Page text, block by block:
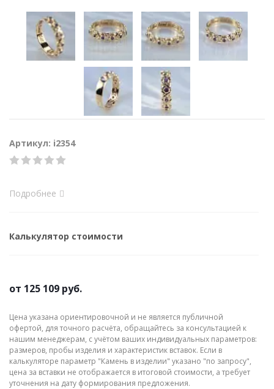
Артикул: i2354
Подробнее
Калькулятор стоимости
от 125 109 руб.
Цена указана ориентировочной и не является публичной
офертой, для точного расчёта, обращайтесь за консультацией к
нашим менеджерам, с учётом ваших индивидуальных параметров:
размеров, пробы изделия и характеристик вставок. Если в
калькуляторе параметр "Камень в изделии" указано "по запросу",
цена за вставки не отображается в итоговой стоимости, а требует
уточнения на дату формирования предложения.